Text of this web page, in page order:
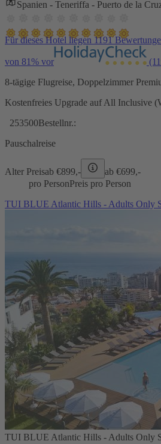
Spanien - Teneriffa - Puerto de la
Für dieses Hotel liegen 1191
von 81% vor
8-tägige Flugreise, Doppelzimmer
Kostenfreies Upgrade auf All Inclusive
253500Bestellnr.:
Pauschalreise
Alter Preisab €899,- ab €699,-
pro PersonPreis pro Person
TUI BLUE Atlantic Hills - Adults Only
TUI BLUE Atlantic Hills - Adults Only